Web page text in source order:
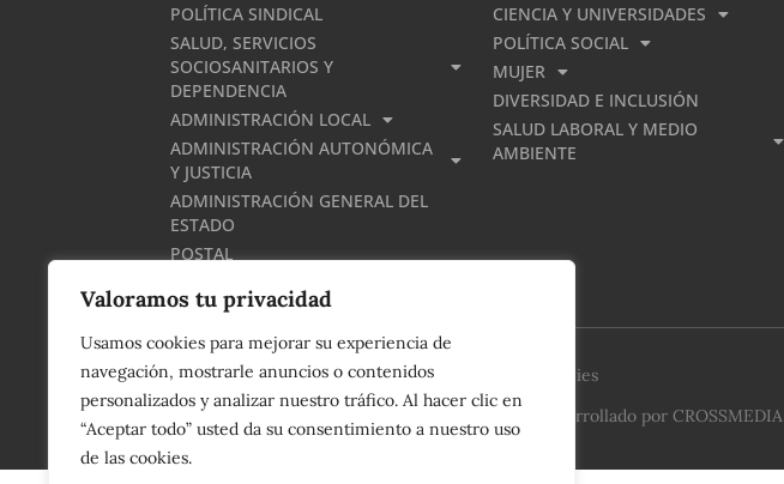
Valoramos tu privacidad
Usamos cookies para mejorar su experiencia de
navegación, mostrarle anuncios o contenidos
personalizados y analizar nuestro tráfico. Al hacer clic en
“Aceptar todo” usted da su consentimiento a nuestro uso
de las cookies.
POLÍTICA SINDICAL
SALUD, SERVICIOS
SOCIOSANITARIOS Y
DEPENDENCIA
ADMINISTRACIÓN LOCAL
ADMINISTRACIÓN AUTONÓMICA
Y JUSTICIA
ADMINISTRACIÓN GENERAL DEL
ESTADO
POSTAL
CIENCIA Y UNIVERSIDADES
POLÍTICA SOCIAL
MUJER
DIVERSIDAD E INCLUSIÓN
SALUD LABORAL Y MEDIO
AMBIENTE
Política de Privacidad|Aviso Legal
Política de Cookies
© 2023 - UGT Serveis Públics - País Valencià | Desarrollado porCROSSMEDIA
360